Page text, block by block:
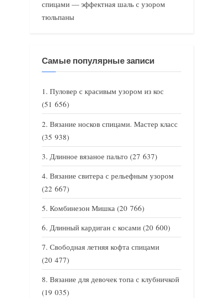
спицами — эффектная шаль с узором
тюльпаны
Самые популярные записи
Пуловер с красивым узором из кос
(51 656)
Вязание носков спицами. Мастер класс
(35 938)
Длинное вязаное пальто (27 637)
Вязание свитера с рельефным узором
(22 667)
Комбинезон Мишка (20 766)
Длинный кардиган с косами (20 600)
Свободная летняя кофта спицами
(20 477)
Вязание для девочек топа с клубничкой
(19 035)